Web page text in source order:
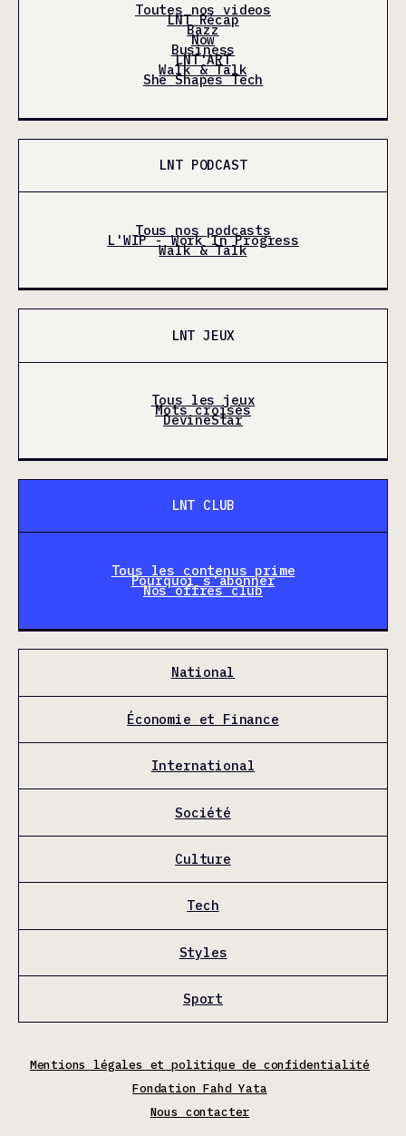
Toutes nos videos
LNT Récap
Bazz
Now
Business
LNT'ART
Walk & Talk
She Shapes Tech
LNT PODCAST
Tous nos podcasts
L'WIP - Work In Progress
Walk & Talk
LNT JEUX
Tous les jeux
Mots croisés
DevineStar
LNT CLUB
Tous les contenus prime
Pourquoi s'abonner
Nos offres club
National
Économie et Finance
International
Société
Culture
Tech
Styles
Sport
Mentions légales et politique de confidentialité
Fondation Fahd Yata
Nous contacter